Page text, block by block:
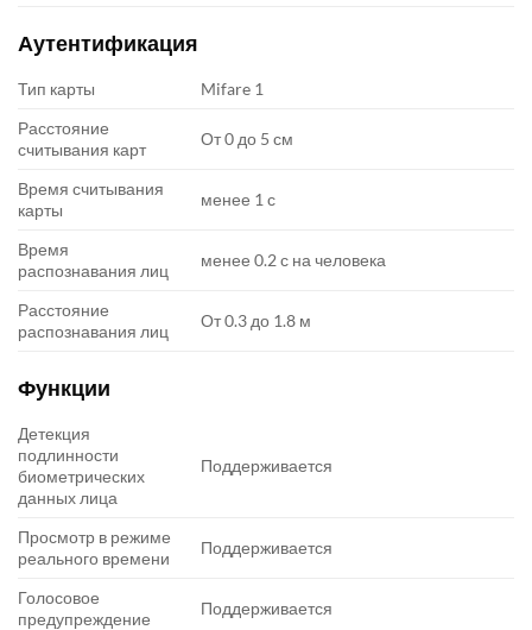
Аутентификация
Тип карты
Mifare 1
Расстояние
считывания карт
От 0 до 5 см
Время считывания
карты
менее 1 с
Время
распознавания лиц
менее 0.2 с на человека
Расстояние
распознавания лиц
От 0.3 до 1.8 м
Функции
Детекция
подлинности
биометрических
данных лица
Поддерживается
Просмотр в режиме
реального времени
Поддерживается
Голосовое
предупреждение
Поддерживается